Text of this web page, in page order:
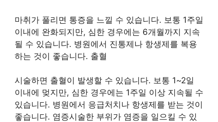
마취가 풀리면 통증을 느낄 수 있습니다. 보통 1주일
이내에 완화되지만, 심한 경우에는 6개월까지 지속
될 수 있습니다. 병원에서 진통제나 항생제를 복용
하는 것이 좋습니다. 출혈
시술하면 출혈이 발생할 수 있습니다. 보통 1~2일
이내에 멎지만, 심한 경우에는 1주일 이상 지속될 수
있습니다. 병원에서 응급처치나 항생제를 받는 것이
좋습니다. 염증시술한 부위가 염증을 일으킬 수 있